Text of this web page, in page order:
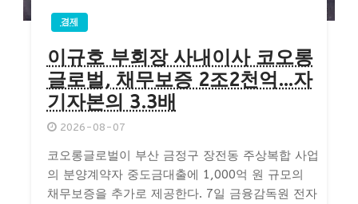
경제
이규호 부회장 사내이사 코오롱
글로벌, 채무보증 2조2천억…자
기자본의 3.3배
2026-08-07
코오롱글로벌이 부산 금정구 장전동 주상복합 사업
의 분양계약자 중도금대출에 1,000억 원 규모의
채무보증을 추가로 제공한다. 7일 금융감독원 전자